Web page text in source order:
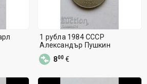
1 рубла 1984 СССР
Александър Пушкин
800 €